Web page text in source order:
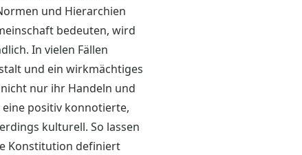
und Hierarchien
bedeuten, wird
In vielen Fällen
und ein wirkmächtiges
nur ihr Handeln und
positiv konnotierte,
kulturell. So lassen
Konstitution definiert